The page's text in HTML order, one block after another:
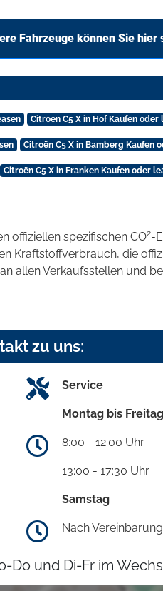
Fahrzeuge können Sie hier
Citroën C5 X in Hof Kaufen oder
Citroën C5 X in Bamberg Kaufen
Citroën C5 X in Franken Kaufen oder
offiziellen spezifischen CO2-
Kraftstoffverbrauch, die
allen Verkaufsstellen und
zu uns:
Service
Montag bis Freitag
8:00 - 12:00 Uhr
13:00 - 17:30 Uhr
Samstag
Nach Vereinbarung
Do und Di-Fr im